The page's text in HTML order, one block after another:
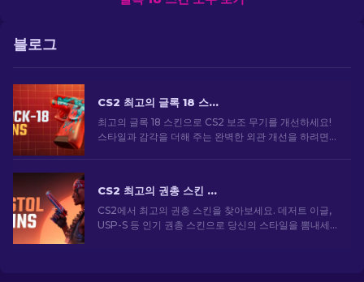
블로그
CS2 최고의 글록 18 스킨: 전체 목록 [2026]
최고의 글록 18 스킨으로 CS2 보조 무기를 개선하세요!
스타일과 감각을 더해 주는 완벽한 외관 개선을 하려면
CS2 최고의 권총 스킨 [2026]
CS2에서 최고의 권총 스킨을 찾아보세요. 데저트 이글,
USP-S 등 인기 권총 스킨으로 당신의 스타일을 뽐내세